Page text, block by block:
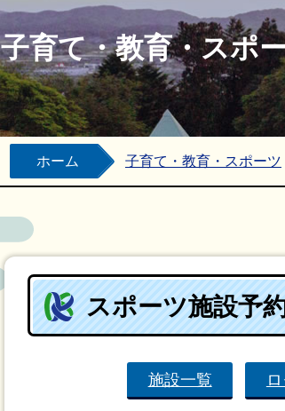
子育て・教育・スポ
ホーム 子育て・教育・スポーツ
スポーツ施設予
施設一覧